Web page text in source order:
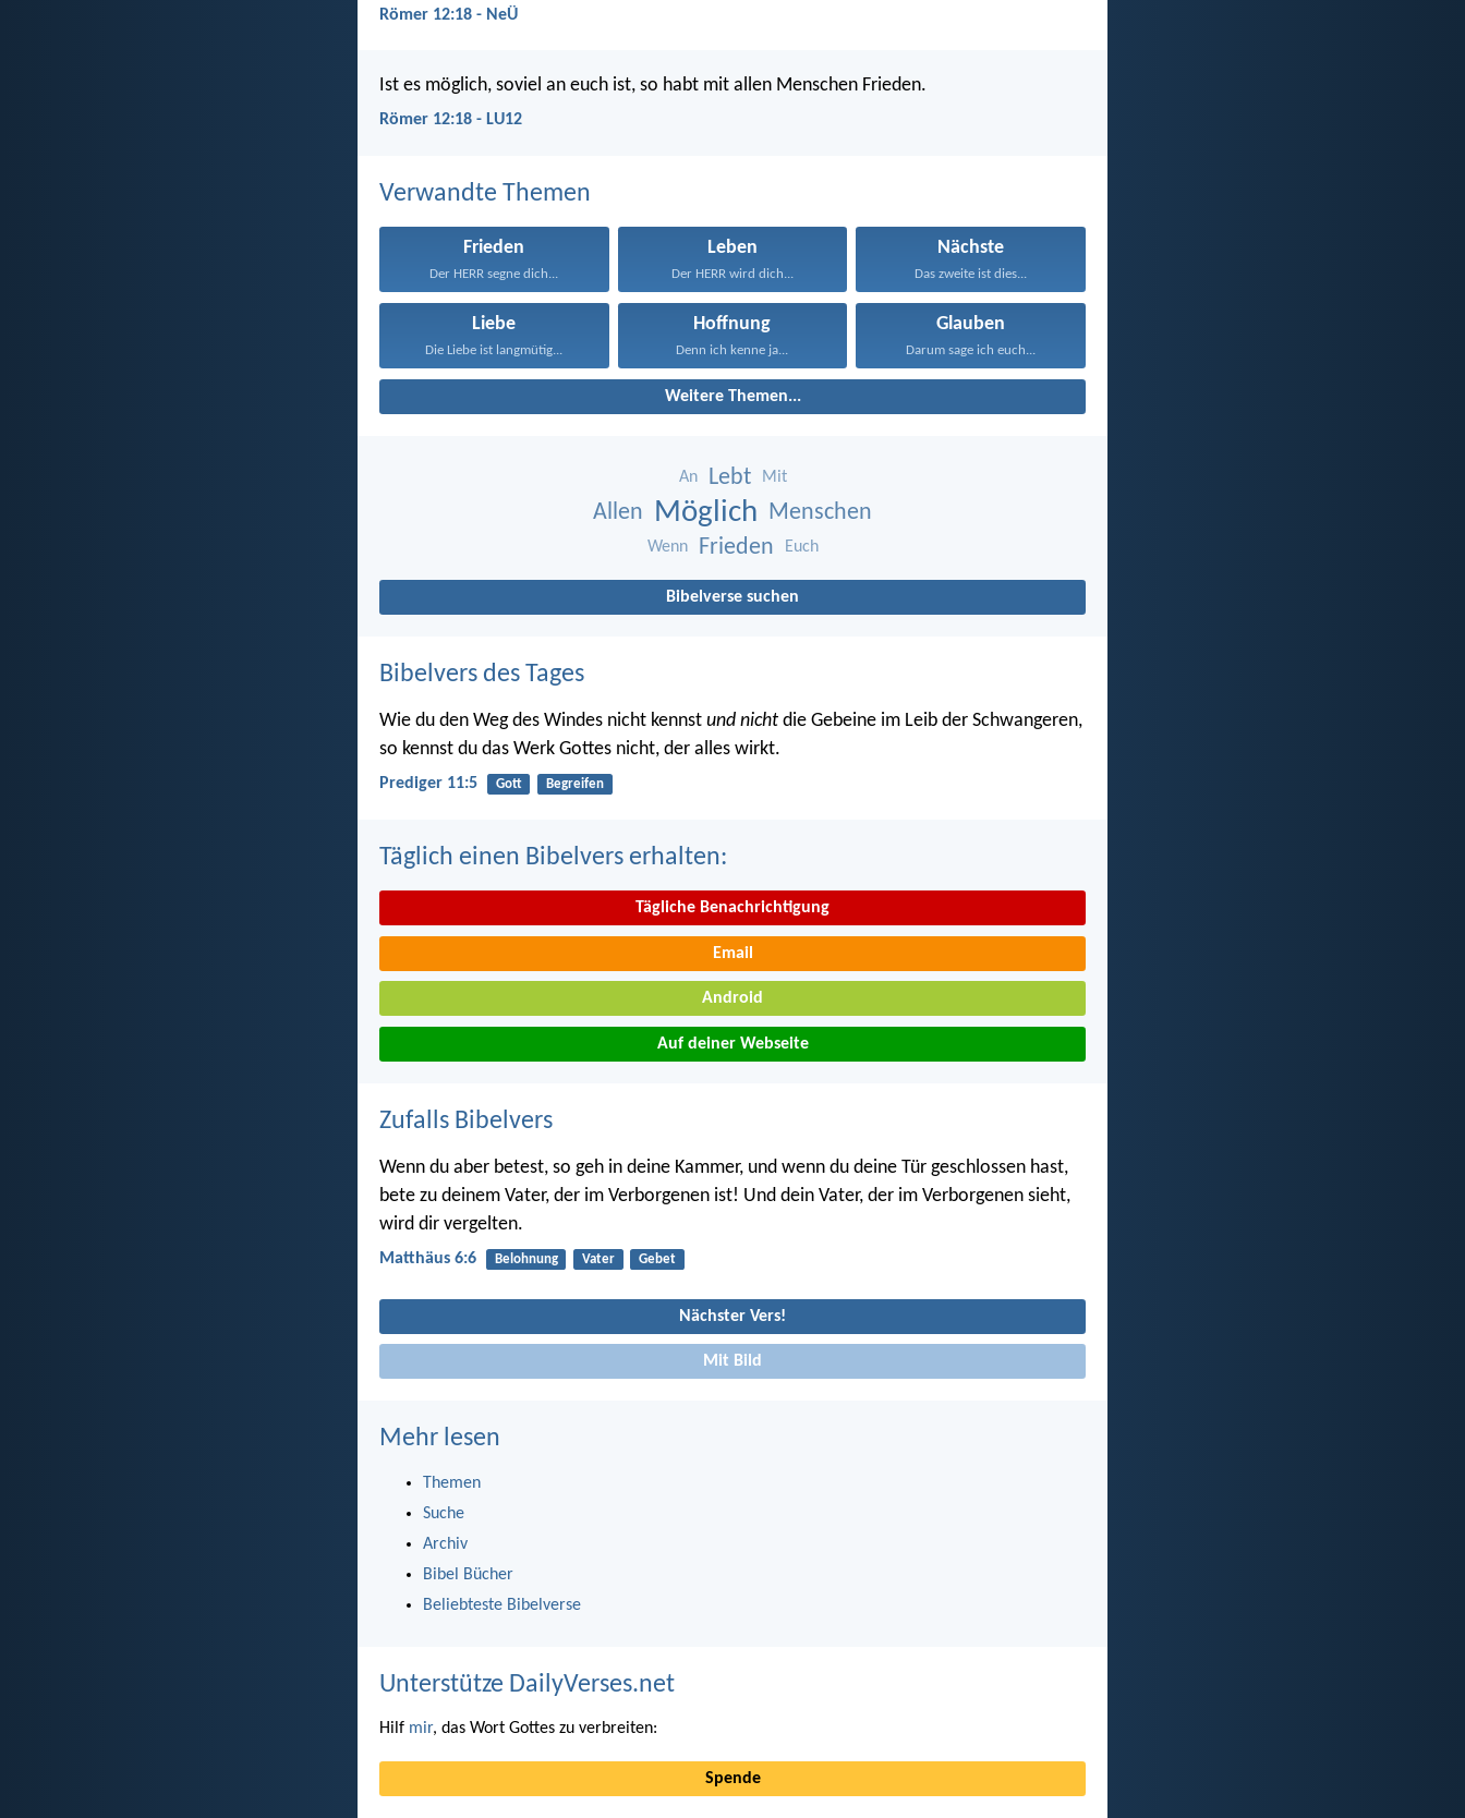
Römer 12:18 - NeÜ
Ist es möglich, soviel an euch ist, so habt mit allen Menschen Frieden.
Römer 12:18 - LU12
Verwandte Themen
Frieden
Der HERR segne dich...
Leben
Der HERR wird dich...
Nächste
Das zweite ist dies...
Liebe
Die Liebe ist langmütig...
Hoffnung
Denn ich kenne ja...
Glauben
Darum sage ich euch...
Weitere Themen...
An Lebt Mit
Allen Möglich Menschen
Wenn Frieden Euch
Bibelverse suchen
Bibelvers des Tages
Wie du den Weg des Windes nicht kennst und nicht die Gebeine im Leib der Schwangeren,
so kennst du das Werk Gottes nicht, der alles wirkt.
Prediger 11:5 Gott Begreifen
Täglich einen Bibelvers erhalten:
Tägliche Benachrichtigung
Email
Android
Auf deiner Webseite
Zufalls Bibelvers
Wenn du aber betest, so geh in deine Kammer, und wenn du deine Tür geschlossen hast,
bete zu deinem Vater, der im Verborgenen ist! Und dein Vater, der im Verborgenen sieht,
wird dir vergelten.
Matthäus 6:6 Belohnung Vater Gebet
Nächster Vers!
Mit Bild
Mehr lesen
Themen
Suche
Archiv
Bibel Bücher
Beliebteste Bibelverse
Unterstütze DailyVerses.net
Hilf mir, das Wort Gottes zu verbreiten:
Spende